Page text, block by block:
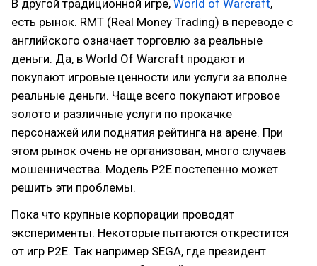
В другой традиционной игре, World of Warcraft,
есть рынок. RMT (Real Money Trading) в переводе с
английского означает торговлю за реальные
деньги. Да, в World Of Warcraft продают и
покупают игровые ценности или услуги за вполне
реальные деньги. Чаще всего покупают игровое
золото и различные услуги по прокачке
персонажей или поднятия рейтинга на арене. При
этом рынок очень не организован, много случаев
мошенничества. Модель P2E постепенно может
решить эти проблемы.
Пока что крупные корпорации проводят
эксперименты. Некоторые пытаются открестится
от игр Р2Е. Так например SEGA, где президент